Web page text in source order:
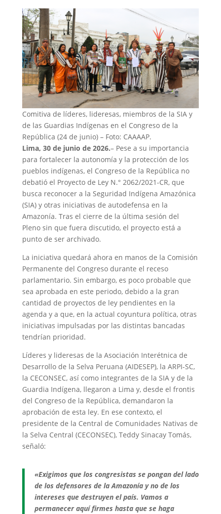
Comitiva de líderes, lideresas, miembros de la SIA y
de las Guardias Indígenas en el Congreso de la
República (24 de junio) – Foto: CAAAAP.
Lima, 30 de junio de 2026.– Pese a su importancia
para fortalecer la autonomía y la protección de los
pueblos indígenas, el Congreso de la República no
debatió el Proyecto de Ley N.° 2062/2021-CR, que
busca reconocer a la Seguridad Indígena Amazónica
(SIA) y otras iniciativas de autodefensa en la
Amazonía. Tras el cierre de la última sesión del
Pleno sin que fuera discutido, el proyecto está a
punto de ser archivado.
La iniciativa quedará ahora en manos de la Comisión
Permanente del Congreso durante el receso
parlamentario. Sin embargo, es poco probable que
sea aprobada en este periodo, debido a la gran
cantidad de proyectos de ley pendientes en la
agenda y a que, en la actual coyuntura política, otras
iniciativas impulsadas por las distintas bancadas
tendrían prioridad.
Líderes y lideresas de la Asociación Interétnica de
Desarrollo de la Selva Peruana (AIDESEP), la ARPI-SC,
la CECONSEC, así como integrantes de la SIA y de la
Guardia Indígena, llegaron a Lima y, desde el frontis
del Congreso de la República, demandaron la
aprobación de esta ley. En ese contexto, el
presidente de la Central de Comunidades Nativas de
la Selva Central (CECONSEC), Teddy Sinacay Tomás,
señaló:
«Exigimos que los congresistas se pongan del lado
de los defensores de la Amazonía y no de los
intereses que destruyen el país. Vamos a
permanecer aquí firmes hasta que se haga